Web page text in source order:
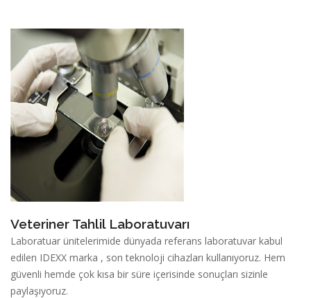
Veteriner Tahlil Laboratuvarı
Laboratuar ünitelerimide dünyada referans laboratuvar kabul
edilen IDEXX marka , son teknoloji cihazları kullanıyoruz. Hem
güvenli hemde çok kısa bir süre içerisinde sonuçları sizinle
paylaşıyoruz.